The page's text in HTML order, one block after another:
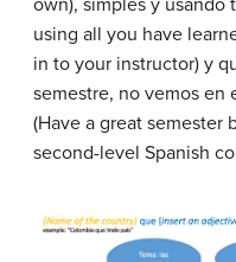
own), simples y usando
using all you have
in to your instructor) y
semestre, no vemos en
(Have a great semester
second-level Spanish